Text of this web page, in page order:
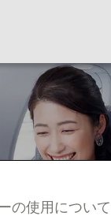
ス
の使用について